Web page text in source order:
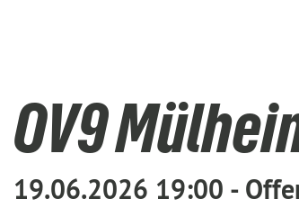
OV9
19.06.2026 19:00 -